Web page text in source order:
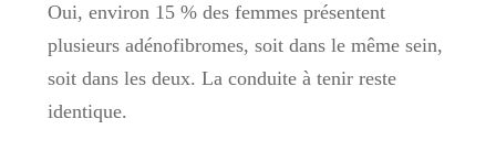
Oui, environ 15 % des femmes présentent
plusieurs adénofibromes, soit dans le même sein,
soit dans les deux. La conduite à tenir reste
identique.